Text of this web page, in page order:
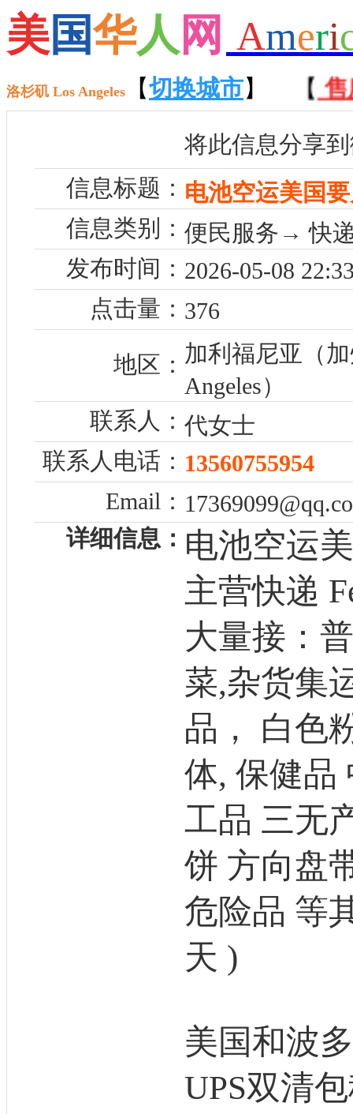
美国华人 网 Ameri
洛杉矶 Los Angeles 【切换城市】
【招聘 】 【租房】 【 售房
将此信息分享
信息标题： 电池空运美国
信息类别： 便民服务→ 快
发布时间： 2026-05-08
点击量： 376
地区： 加利福尼亚（
Angeles）
联系人： 代女士
联系人电话： 13560755954
Email：
详细信息： 电池空运
主营快递
大量接：
菜,杂货集
品， 白色
体, 保健品
工品 三无
饼 方向盘
危险品 等
天 )
美国和波
UPS双清